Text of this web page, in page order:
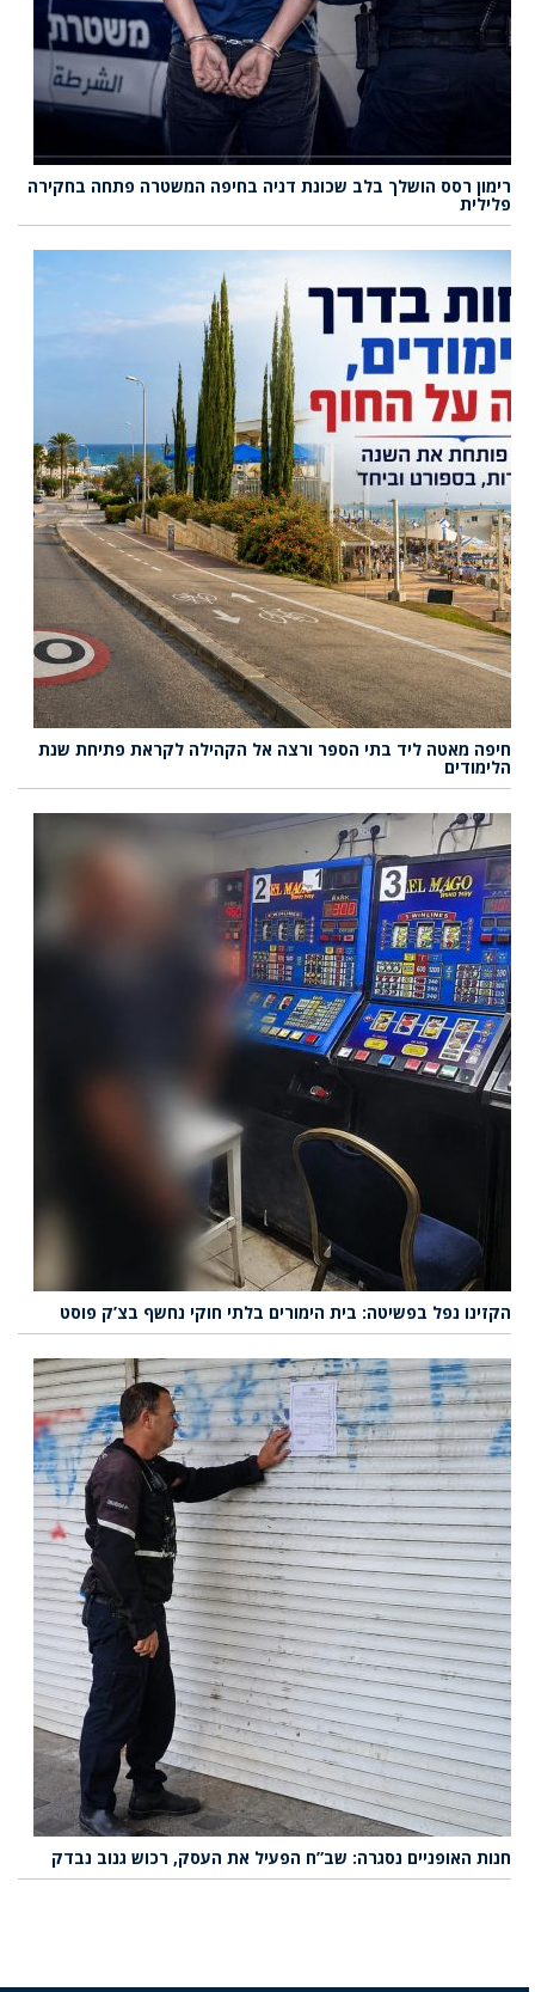
רימון רסס הושלך בלב שכונת דניה בחיפה המשטרה פתחה בחקירה
פלילית
חיפה מאטה ליד בתי הספר ורצה אל הקהילה לקראת פתיחת שנת
הלימודים
הקזינו נפל בפשיטה: בית הימורים בלתי חוקי נחשף בצ’ק פוסט
חנות האופניים נסגרה: שב”ח הפעיל את העסק, רכוש גנוב נבדק